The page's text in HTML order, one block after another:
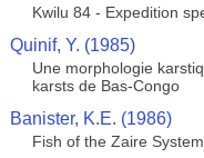
Kwilu 84 - Expedition
Quinif, Y. (1985)
Une morphologie
karsts de Bas-Congo
Banister, K.E. (1986)
Fish of the Zaire System